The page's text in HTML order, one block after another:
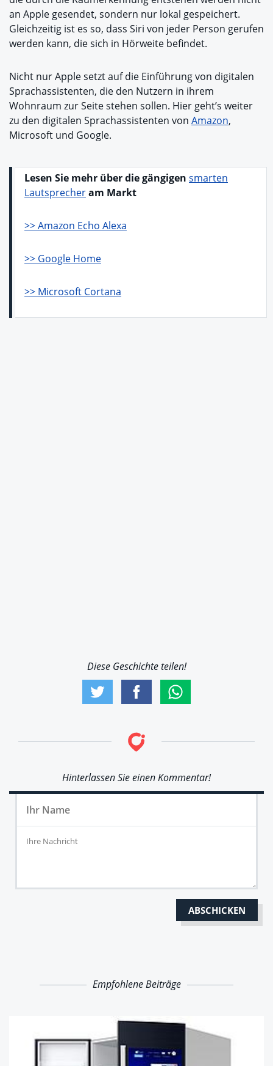
an Apple gesendet, sondern nur lokal gespeichert.
Gleichzeitig ist es so, dass Siri von jeder Person gerufen
werden kann, die sich in Hörweite befindet.
Nicht nur Apple setzt auf die Einführung von digitalen
Sprachassistenten, die den Nutzern in ihrem
Wohnraum zur Seite stehen sollen. Hier geht’s weiter
zu den digitalen Sprachassistenten von Amazon,
Microsoft und Google.
Lesen Sie mehr über die gängigen smarten
Lautsprecheram Markt
>> Amazon Echo Alexa
>> Google Home
>> Microsoft Cortana
Diese Geschichte teilen!
Hinterlassen Sie einen Kommentar!
Empfohlene Beiträge